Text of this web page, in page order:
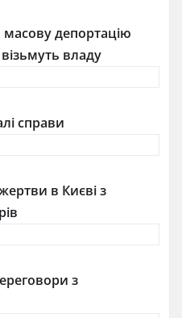
депортацію
владу
справи
в Києві з
з